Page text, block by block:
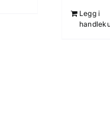
Legg i